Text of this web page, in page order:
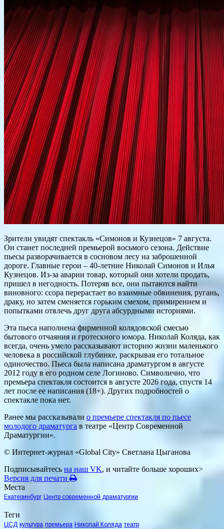
Зрители увидят спектакль «Симонов и Кузнецов» 7 августа.
Он станет последней премьерой восьмого сезона. Действие
пьесы разворачивается в сосновом лесу на заброшенной
дороге. Главные герои – 40-летние Николай Симонов и Илья
Кузнецов. Из-за аварии товар, который они хотели продать,
пришел в негодность. Потеряв все, они пытаются найти
виновного: ссора перерастает во взаимные обвинения, ругань,
драку, но затем сменяется горьким смехом, примирением и
попытками отвлечь друг друга абсурдными историями.
Эта пьеса наполнена фирменной колядовской смесью
бытового отчаяния и гротескного юмора. Николай Коляда, как
всегда, очень умело рассказывают историю жизни маленького
человека в российской глубинке, раскрывая его тотальное
одиночество. Пьеса была написана драматургом в августе
2012 году в его родном селе Логиново. Символично, что
премьера спектакля состоится в августе 2026 года, спустя 14
лет после ее написания (18+). Других подробностей о
спектакле пока нет.
Ранее мы рассказывали о премьере спектакля по пьесе
молодого драматурга в театре «Центр Современной
Драматургии».
© Интернет-журнал «Global City» Светлана Цыганова
Подписывайтесь на наш VK, и читайте больше хороших>
Версия для печати
Места
Екатеринбург Центр современной драматургии
Теги
ЦСД культура премьера Николай Коляда театр